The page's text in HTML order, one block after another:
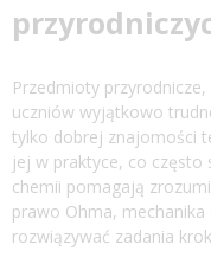
Przedmioty
uczniów wyjątkowo
tylko dobrej znajomości
jej w praktyce, co często
chemii pomagają
prawo Ohma,
rozwiązywać zadania